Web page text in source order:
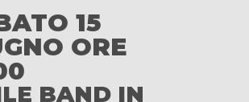
15
ORE
BAND IN